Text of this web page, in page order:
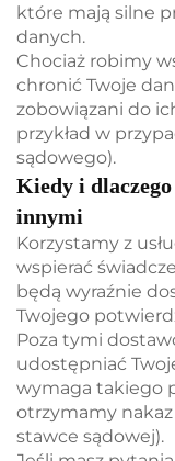
które mają silne
danych.
Chociaż robimy
chronić Twoje
zobowiązani do
przykład w
sądowego).
Kiedy i
innymi
Korzystamy z
wspierać
będą wyraźnie
Twojego
Poza tymi
udostępniać
wymaga takiego
otrzymamy
stawce sądowej).